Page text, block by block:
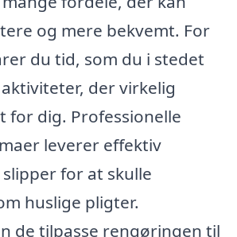
og mere bekvemt. For
du tid, som du i stedet
der virkelig
for dig. Professionelle
leverer effektiv
for at skulle
huslige pligter.
de tilpasse rengøringen til